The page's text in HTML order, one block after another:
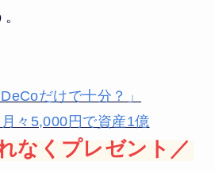
だけで十分？」
々5,000円で資産1億
なくプレゼント／